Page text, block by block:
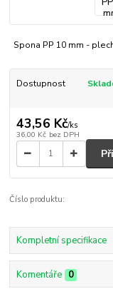
Spona PP 10 mm -
Dostupnost
43,56 Kč/ks
36,00 Kč bez DPH
Číslo produktu:
Kompletní specifikace
Komentáře 0